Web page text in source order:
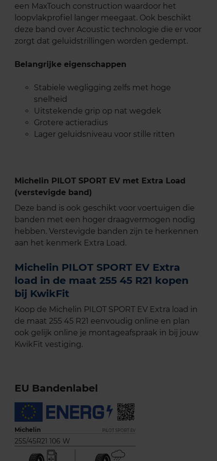
een MaxTouch construction waardoor het
loopvlakprofiel langer meegaat. Ook beschikt
deze band over Acoustic technologie die er voor
zorgt dat geluidstrillingen worden gedempt.
Belangrijke eigenschappen
Stabiele wegligging zelfs met hoge
snelheid
Uitstekende grip op nat wegdek
Grotere actieradius
Lager geluidsniveau voor stille ritten
Michelin PILOT SPORT EV met Extra Load
(verstevigde band)
Deze band is ook geschikt voor voertuigen die
banden met een hoger draagvermogen nodig
hebben. Verstevigde banden zijn te herkennen
aan het kenmerk Extra Load.
Michelin PILOT SPORT EV Extra
load in de maat 255 45 R21 kopen
bij KwikFit
Koop de Michelin PILOT SPORT EV Extra load in
de maat 255 45 R21 eenvoudig online en plan
ook gelijk online je montageafspraak in bij jouw
KwikFit vestiging.
EU Bandenlabel
Michelin PILOT SPORT EV
255/45R21 106 W